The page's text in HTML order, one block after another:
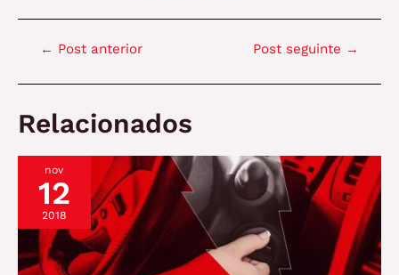
Navegação
Post
← Post anterior Post seguinte →
Relacionados
nov
12
2018